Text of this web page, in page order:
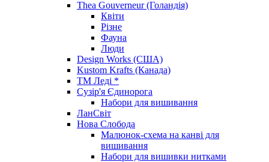
Thea Gouverneur (Голандія)
Квіти
Різне
Фауна
Люди
Design Works (США)
Kustom Krafts (Канада)
ТМ Леді *
Сузір'я Єдинорога
Набори для вишивання
ЛанСвіт
Нова Слобода
Малюнок-схема на канві для
вишивання
Набори для вишивки нитками